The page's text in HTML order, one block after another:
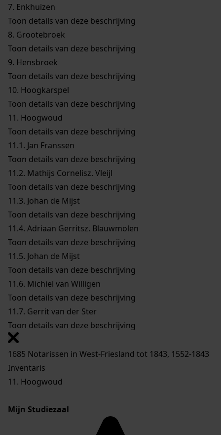
7. Enkhuizen
Toon details van deze beschrijving
8. Grootebroek
Toon details van deze beschrijving
9. Hensbroek
Toon details van deze beschrijving
10. Hoogkarspel
Toon details van deze beschrijving
11. Hoogwoud
Toon details van deze beschrijving
11.1. Jan Franssen
Toon details van deze beschrijving
11.2. Mathijs Cornelisz. Vleijl
Toon details van deze beschrijving
11.3. Johan de Mijst
Toon details van deze beschrijving
11.4. Adriaan Gerritsz. Blauwmolen
Toon details van deze beschrijving
11.5. Johan de Mijst
Toon details van deze beschrijving
11.6. Michiel van Willigen
Toon details van deze beschrijving
11.7. Gerrit van der Ster
Toon details van deze beschrijving
1685 Notarissen in West-Friesland tot 1843, 1552-1843
Inventaris
11. Hoogwoud
Mijn Studiezaal